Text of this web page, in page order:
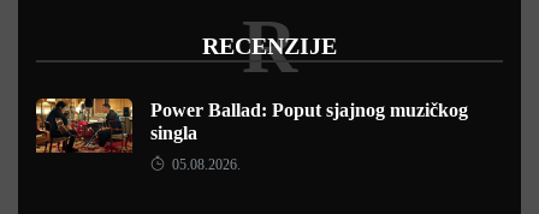
RECENZIJE
R
Power Ballad: Poput sjajnog muzičkog
singla
05.08.2026.